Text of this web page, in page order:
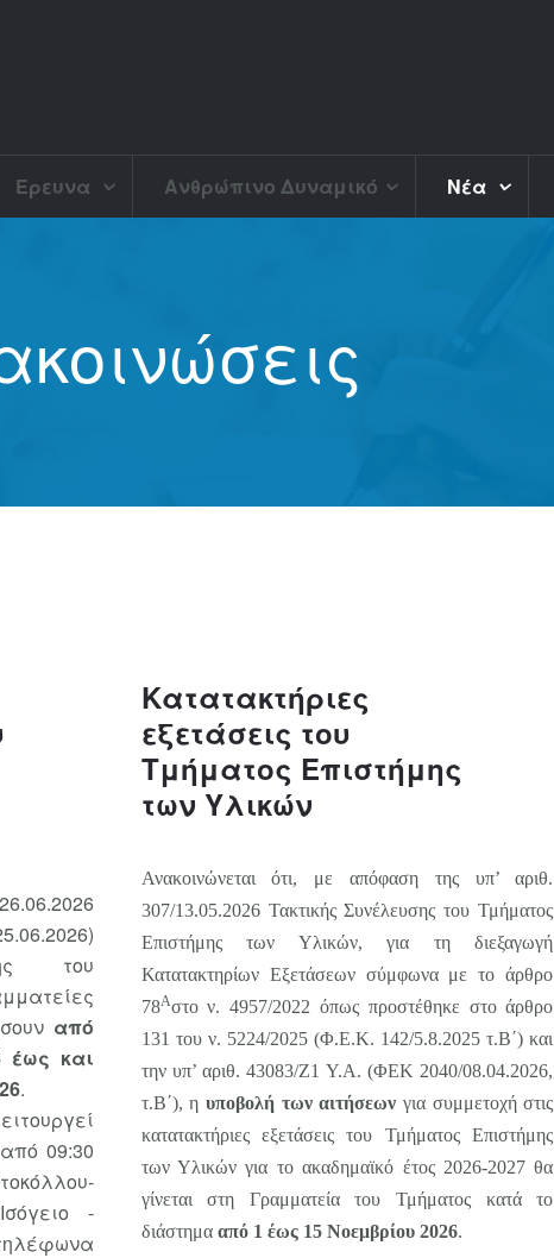
Έρευνα Ανθρώπινο Δυναμικό Νέα
του
από
έως και
.
09:30
-
Κατατακτήριες
εξετάσεις του
Τμήματος Επιστήμης
των Υλικών
Ανακοινώνεται ότι, με απόφαση της υπ’ αριθ.
307/13.05.2026 Τακτικής Συνέλευσης του Τμήματος
Επιστήμης των Υλικών, για τη διεξαγωγή
Κατατακτηρίων Εξετάσεων σύμφωνα μετο άρθρο
78Αστο ν. 4957/2022 όπως προστέθηκε στο άρθρο
131 του ν. 5224/2025 (Φ.Ε.Κ. 142/5.8.2025 τ.Β΄) και
την υπ’ αριθ.43083/Ζ1 Υ.Α. (ΦΕΚ 2040/08.04.2026,
τ.Β΄), η υποβολή των αιτήσεων για συμμετοχή στις
κατατακτήριες εξετάσεις του Τμήματος Επιστήμης
των Υλικών για το ακαδημαϊκό έτος 2026-2027θα
γίνεται στη Γραμματεία του Τμήματος κατά το
διάστημα από 1 έως 15 Νοεμβρίου 2026.